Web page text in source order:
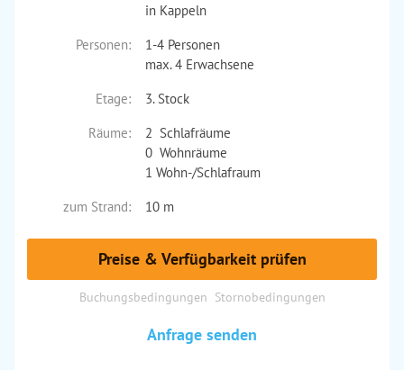
in Kappeln
Personen:
1-4 Personen
max. 4 Erwachsene
Etage:
3. Stock
Räume:
2 Schlafräume
0 Wohnräume
1 Wohn-/Schlafraum
zum Strand:
10 m
Preise & Verfügbarkeit prüfen
Buchungsbedingungen Stornobedingungen
Anfrage senden